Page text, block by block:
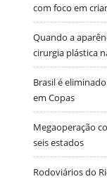
com foco em
Quando a
cirurgia plástica
Brasil é
em Copas
Megaoperação
seis estados
Rodoviários do